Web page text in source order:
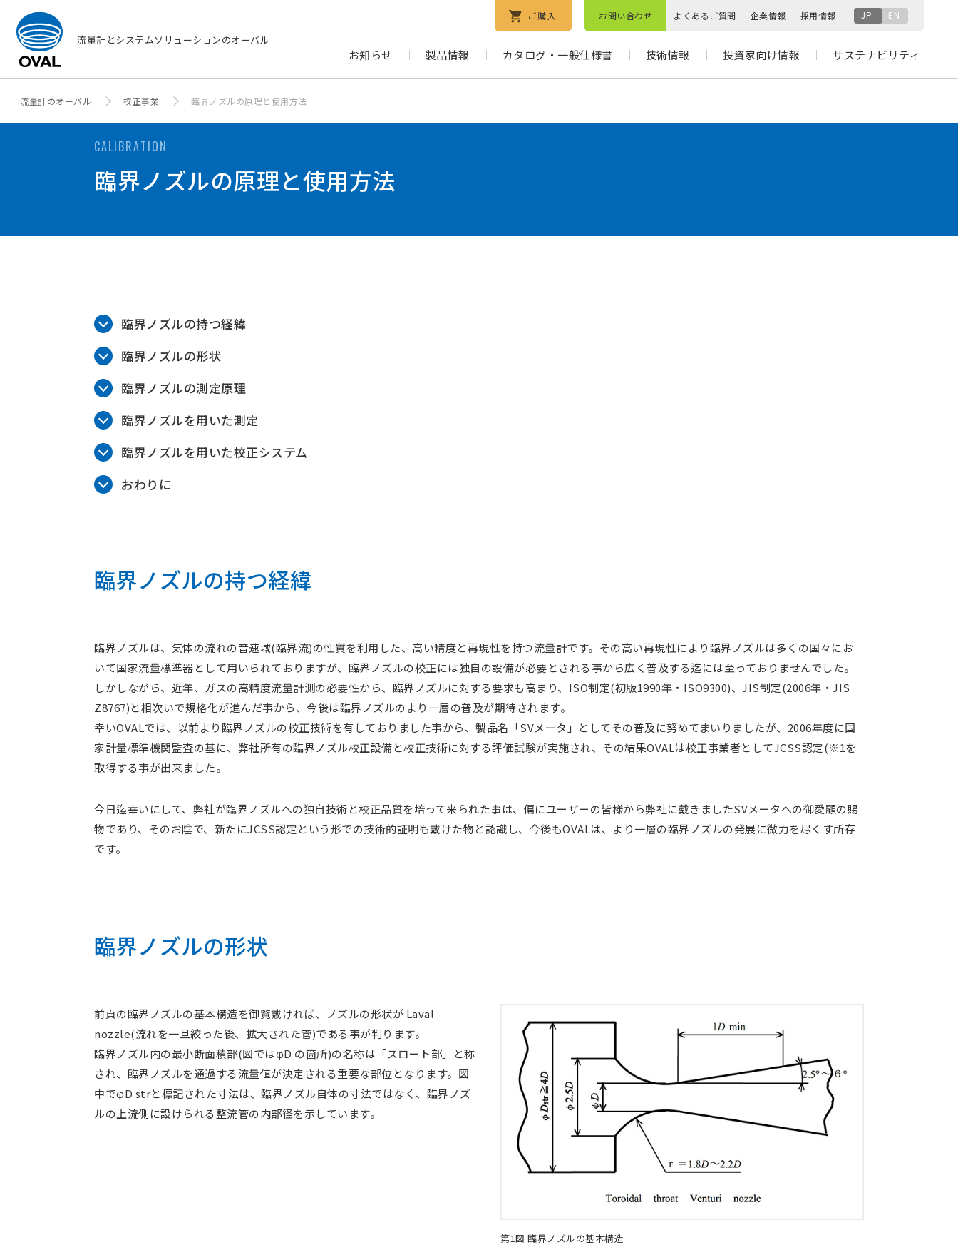
流量計とシステムソリューションのオーバル
ご購入 お問い合わせ よくあるご質問 企業情報 採用情報 JP EN
お知らせ 製品情報 カタログ・一般仕様書 技術情報 投資家向け情報 サステナビリティ
流量計のオーバル 校正事業 臨界ノズルの原理と使用方法
CALIBRATION
臨界ノズルの原理と使用方法
臨界ノズルの持つ経緯
臨界ノズルの形状
臨界ノズルの測定原理
臨界ノズルを用いた測定
臨界ノズルを用いた校正システム
おわりに
臨界ノズルの持つ経緯
臨界ノズルは、気体の流れの音速域(臨界流)の性質を利用した、高い精度と再現性を持つ流量計です。その高い再現性により臨界ノズルは多くの国々にお
いて国家流量標準器として用いられておりますが、臨界ノズルの校正には独自の設備が必要とされる事から広く普及する迄には至っておりませんでした。
しかしながら、近年、ガスの高精度流量計測の必要性から、臨界ノズルに対する要求も高まり、ISO制定(初版1990年・ISO9300)、JIS制定(2006年・JIS
Z8767)と相次いで規格化が進んだ事から、今後は臨界ノズルのより一層の普及が期待されます。
幸いOVALでは、以前より臨界ノズルの校正技術を有しておりました事から、製品名「SVメータ」としてその普及に努めてまいりましたが、2006年度に国
家計量標準機関監査の基に、弊社所有の臨界ノズル校正設備と校正技術に対する評価試験が実施され、その結果OVALは校正事業者としてJCSS認定(※1を
取得する事が出来ました。
今日迄幸いにして、弊社が臨界ノズルへの独自技術と校正品質を培って来られた事は、偏にユーザーの皆様から弊社に戴きましたSVメータへの御愛顧の賜
物であり、そのお陰で、新たにJCSS認定という形での技術的証明も戴けた物と認識し、今後もOVALは、より一層の臨界ノズルの発展に微力を尽くす所存
です。
臨界ノズルの形状
前頁の臨界ノズルの基本構造を御覧戴ければ、ノズルの形状が Laval
nozzle(流れを一旦絞った後、拡大された管)である事が判ります。
臨界ノズル内の最小断面積部(図ではφD の箇所)の名称は「スロート部」と称
され、臨界ノズルを通過する流量値が決定される重要な部位となります。図
中でφD strと標記された寸法は、臨界ノズル自体の寸法ではなく、臨界ノズ
ルの上流側に設けられる整流管の内部径を示しています。
第1図 臨界ノズルの基本構造